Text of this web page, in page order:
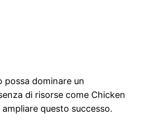
possa dominare un
di risorse come Chicken
questo successo.